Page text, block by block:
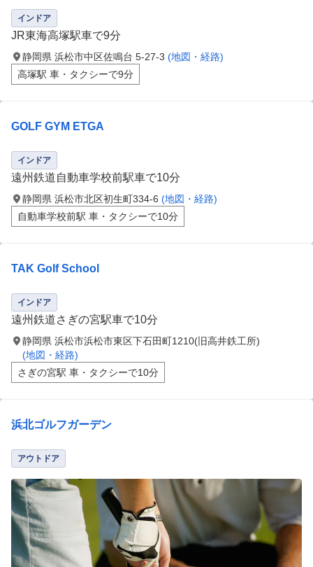
インドア
JR東海高塚駅車で9分
静岡県 浜松市中区佐鳴台 5-27-3 (地図・経路)
高塚駅 車・タクシーで9分
GOLF GYM ETGA
インドア
遠州鉄道自動車学校前駅車で10分
静岡県 浜松市北区初生町334-6 (地図・経路)
自動車学校前駅 車・タクシーで10分
TAK Golf School
インドア
遠州鉄道さぎの宮駅車で10分
静岡県 浜松市浜松市東区下石田町1210(旧高井鉄工所)
(地図・経路)
さぎの宮駅 車・タクシーで10分
浜北ゴルフガーデン
アウトドア